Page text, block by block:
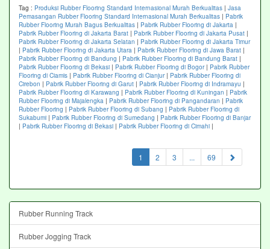
Tag : Produksi Rubber Flooring Standard Internasional Murah Berkualitas | Jasa
Pemasangan Rubber Flooring Standard Internasional Murah Berkualitas | Pabrik
Rubber Flooring Murah Bagus Berkualitas | Pabrik Rubber Flooring di Jakarta |
Pabrik Rubber Flooring di Jakarta Barat | Pabrik Rubber Flooring di Jakarta Pusat |
Pabrik Rubber Flooring di Jakarta Selatan | Pabrik Rubber Flooring di Jakarta Timur
| Pabrik Rubber Flooring di Jakarta Utara | Pabrik Rubber Flooring di Jawa Barat |
Pabrik Rubber Flooring di Bandung | Pabrik Rubber Flooring di Bandung Barat |
Pabrik Rubber Flooring di Bekasi | Pabrik Rubber Flooring di Bogor| Pabrik Rubber
Flooring di Ciamis | Pabrik Rubber Flooring di Cianjur| Pabrik Rubber Flooring di
Cirebon | Pabrik Rubber Flooring di Garut | Pabrik Rubber Flooring di Indramayu |
Pabrik Rubber Flooring di Karawang | Pabrik Rubber Flooring di Kuningan | Pabrik
Rubber Flooring di Majalengka | Pabrik Rubber Flooring di Pangandaran | Pabrik
Rubber Flooring | Pabrik Rubber Flooring di Subang | Pabrik Rubber Flooring di
Sukabumi | Pabrik Rubber Flooring di Sumedang | Pabrik Rubber Flooring di Banjar
| Pabrik Rubber Flooring di Bekasi | Pabrik Rubber Flooring di Cimahi |
1 (current)
2 3 ... 69
Rubber Running Track
Rubber Jogging Track